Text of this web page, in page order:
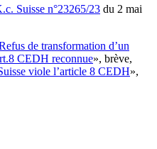
Suisse n°23265/23 du 2 mai
de transformation d’un
CEDH reconnue», brève,
viole l’article 8 CEDH»,